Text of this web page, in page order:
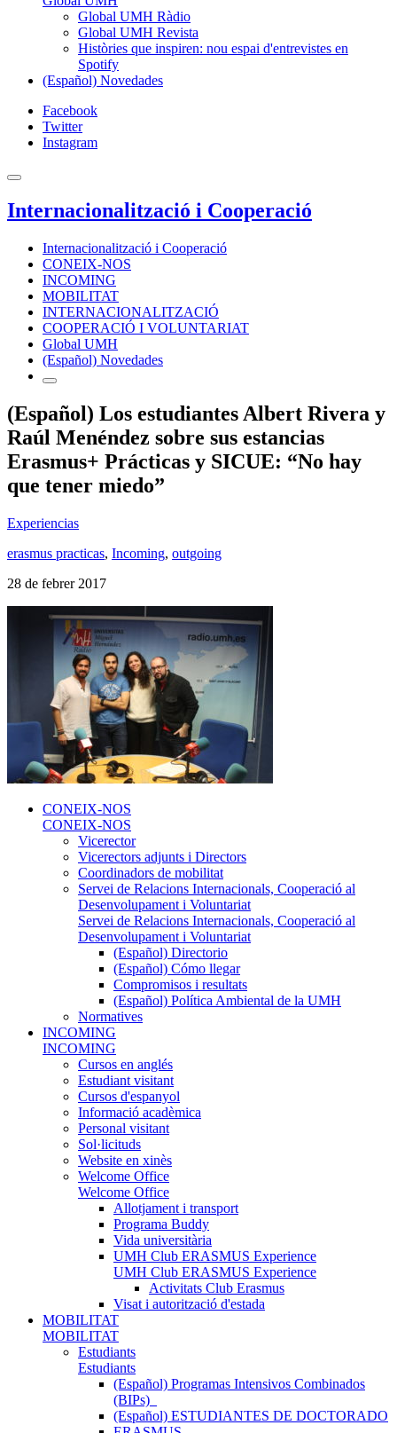
Global UMH Ràdio
Global UMH Revista
Històries que inspiren: nou espai d'entrevistes en
Spotify
(Español) Novedades
Facebook
Twitter
Instagram
Internacionalització i Cooperació
Internacionalització i Cooperació
CONEIX-NOS
INCOMING
MOBILITAT
INTERNACIONALITZACIÓ
COOPERACIÓ I VOLUNTARIAT
Global UMH
(Español) Novedades
(Español) Los estudiantes Albert Rivera y
Raúl Menéndez sobre sus estancias
Erasmus+ Prácticas y SICUE: “No hay
que tener miedo”
Experiencias
erasmus practicas, Incoming, outgoing
28 de febrer 2017
CONEIX-NOS
CONEIX-NOS
Vicerector
Vicerectors adjunts i Directors
Coordinadors de mobilitat
Servei de Relacions Internacionals, Cooperació al
Desenvolupament i Voluntariat
Servei de Relacions Internacionals, Cooperació al
Desenvolupament i Voluntariat
(Español) Directorio
(Español) Cómo llegar
Compromisos i resultats
(Español) Política Ambiental de la UMH
Normatives
INCOMING
INCOMING
Cursos en anglés
Estudiant visitant
Cursos d'espanyol
Informació acadèmica
Personal visitant
Sol·licituds
Website en xinès
Welcome Office
Welcome Office
Allotjament i transport
Programa Buddy
Vida universitària
UMH Club ERASMUS Experience
UMH Club ERASMUS Experience
Activitats Club Erasmus
Visat i autorització d'estada
MOBILITAT
MOBILITAT
Estudiants
Estudiants
(Español) Programas Intensivos Combinados
(BIPs)_
(Español) ESTUDIANTES DE DOCTORADO